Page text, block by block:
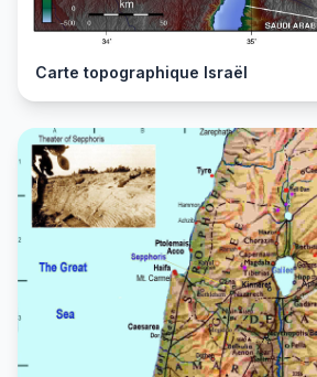
Carte topographique Israël